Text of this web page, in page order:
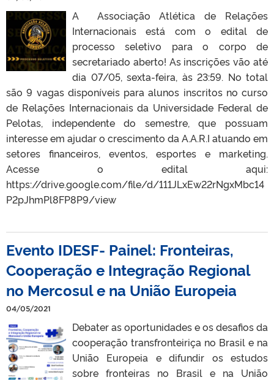
A Associação Atlética de Relações
Internacionais está com o edital de
processo seletivo para o corpo de
secretariado aberto! As inscrições vão até
dia 07/05, sexta-feira, às 23:59. No total
são 9 vagas disponíveis para alunos inscritos no curso
de Relações Internacionais da Universidade Federal de
Pelotas, independente do semestre, que possuam
interesse em ajudar o crescimento da A.A.R.I atuando em
setores financeiros, eventos, esportes e marketing.
Acesse o edital aqui:
https://drive.google.com/file/d/111JLxEw22rNgxMbc14
P2pJhmPl8FP8P9/view
Evento IDESF- Painel: Fronteiras,
Cooperação e Integração Regional
no Mercosul e na União Europeia
04/05/2021
Debater as oportunidades e os desafios da
cooperação transfronteiriça no Brasil e na
União Europeia e difundir os estudos
sobre fronteiras no Brasil e na União